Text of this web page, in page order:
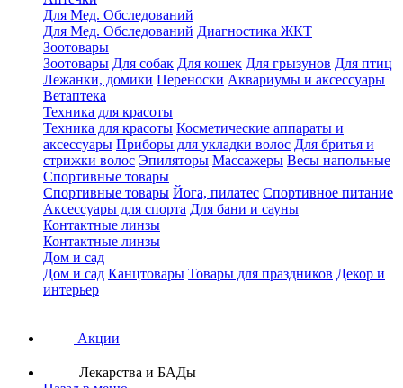
Для Мед. Обследований
Для Мед. Обследований Диагностика ЖКТ
Зоотовары
Зоотовары Для собак Для кошек Для грызунов Для птиц
Лежанки, домики Переноски Аквариумы и аксессуары
Ветаптека
Техника для красоты
Техника для красоты Косметические аппараты и
аксессуары Приборы для укладки волос Для бритья и
стрижки волос Эпиляторы Массажеры Весы напольные
Спортивные товары
Спортивные товары Йога, пилатес Спортивное питание
Аксессуары для спорта Для бани и сауны
Контактные линзы
Контактные линзы
Дом и сад
Дом и сад Канцтовары Товары для праздников Декор и
интерьер
Акции
Лекарства и БАДы